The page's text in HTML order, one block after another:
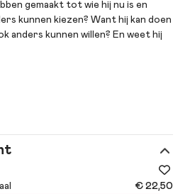
gemaakt tot wie hij nu is en
kunnen kiezen? Want hij kan doen
anders kunnen willen? En weet hij
intelligente mengeling van
€ 22,50